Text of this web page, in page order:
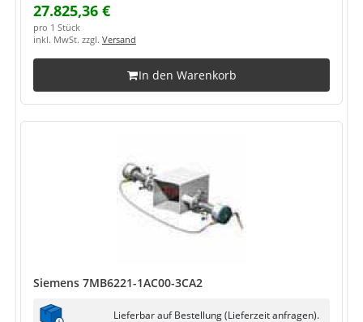
27.825,36 €
pro 1 Stück
inkl. MwSt. zzgl. Versand
In den Warenkorb
Siemens 7MB6221-1AC00-3CA2
Lieferbar auf Bestellung (Lieferzeit anfragen).